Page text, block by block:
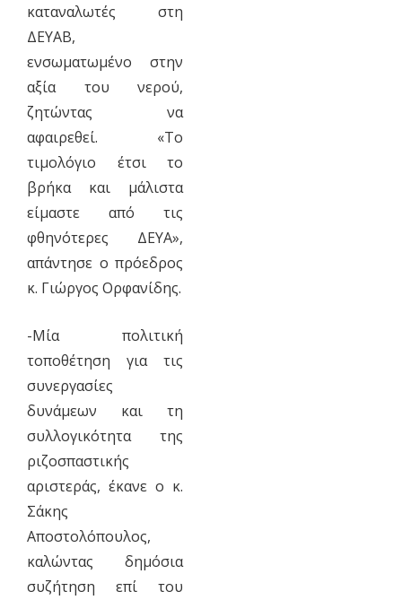
καταναλωτές στη
ΔΕΥΑΒ,
ενσωματωμένο στην
αξία του νερού,
ζητώντας να
αφαιρεθεί. «Το
τιμολόγιο έτσι το
βρήκα και μάλιστα
είμαστε από τις
φθηνότερες ΔΕΥΑ»,
απάντησε ο πρόεδρος
κ. Γιώργος Ορφανίδης.
-Μία πολιτική
τοποθέτηση για τις
συνεργασίες
δυνάμεων και τη
συλλογικότητα της
ριζοσπαστικής
αριστεράς, έκανε ο κ.
Σάκης
Αποστολόπουλος,
καλώντας δημόσια
συζήτηση επί του